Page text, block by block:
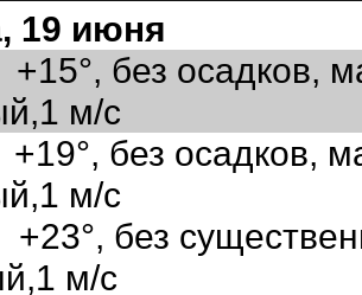
19 июня
без осадков,
м/с
без осадков,
м/с
без
м/с